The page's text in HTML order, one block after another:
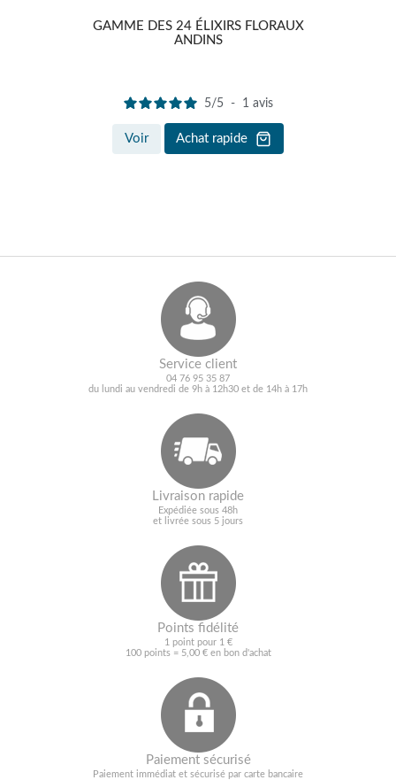
GAMME DES 24 ÉLIXIRS FLORAUX
ANDINS
5/5 - 1 avis
Voir Achat rapide
Service client
04 76 95 35 87
du lundi au vendredi de 9h à 12h30 et de 14h à 17h
Livraison rapide
Expédiée sous 48h
et livrée sous 5 jours
Points fidélité
1 point pour 1 €
100 points = 5,00 € en bon d'achat
Paiement sécurisé
Paiement immédiat et sécurisé par carte bancaire